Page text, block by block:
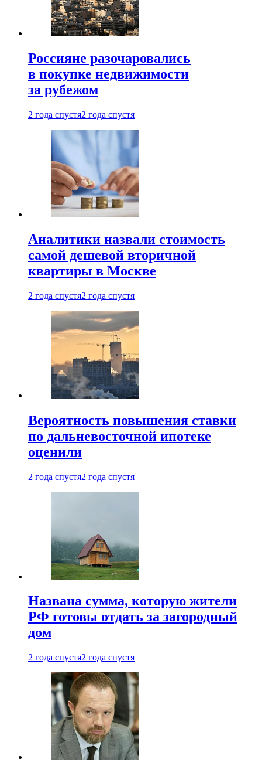
Россияне разочаровались
в покупке недвижимости
за рубежом
2 года спустя2 года спустя
Аналитики назвали стоимость
самой дешевой вторичной
квартиры в Москве
2 года спустя2 года спустя
Вероятность повышения ставки
по дальневосточной ипотеке
оценили
2 года спустя2 года спустя
Названа сумма, которую жители
РФ готовы отдать за загородный
дом
2 года спустя2 года спустя